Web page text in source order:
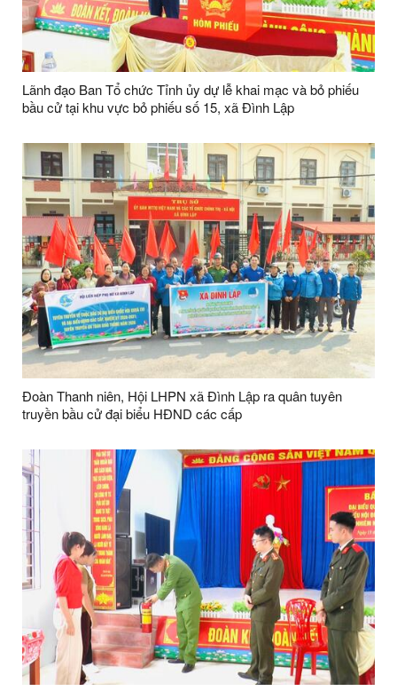
Lãnh đạo Ban Tổ chức Tỉnh ủy dự lễ khai mạc và bỏ phiếu
bầu cử tại khu vực bỏ phiếu số 15, xã Đình Lập
Đoàn Thanh niên, Hội LHPN xã Đình Lập ra quân tuyên
truyền bầu cử đại biểu HĐND các cấp